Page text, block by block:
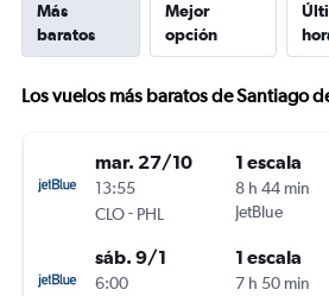
Más
baratos
Mejor
opción
Los vuelos más baratos de Santiago
mar. 27/10
13:55
CLO- PHL
1 escala
8 h 44 min
JetBlue
sáb. 9/1
6:00
1 escala
7 h 50 min